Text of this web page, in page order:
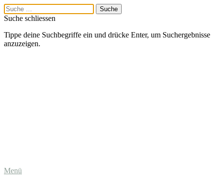
Suche schliessen
Tippe deine Suchbegriffe ein und drücke Enter, um Suchergebnisse
anzuzeigen.
Menü